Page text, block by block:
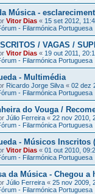
Música -
Vitor Dias « 15 set 2012,
- Filarmónica Portuguesa
/ VAGAS /
Vitor Dias « 19 out 2011,
- Filarmónica Portuguesa
- Multimédia
Ricardo Jorge Silva « 02 dez
- Filarmónica Portuguesa
do Vouga /
Júlio Ferreira « 22 nov 2010,
- Filarmónica Portuguesa
- Músicos Inscritos
Vitor Dias « 01 out 2010,
- Filarmónica Portuguesa
da Música - Chegou a
Júlio Ferreira « 25 nov 2009,
- Filarmónica Portuguesa